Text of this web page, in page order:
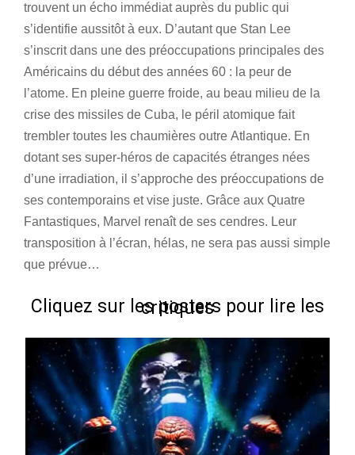
trouvent un écho immédiat auprès du public qui
s’identifie aussitôt à eux. D’autant que Stan Lee
s’inscrit dans une des préoccupations principales des
Américains du début des années 60 : la peur de
l’atome. En pleine guerre froide, au beau milieu de la
crise des missiles de Cuba, le péril atomique fait
trembler toutes les chaumières outre Atlantique. En
dotant ses super-héros de capacités étranges nées
d’une irradiation, il s’approche des préoccupations de
ses contemporains et vise juste. Grâce aux Quatre
Fantastiques, Marvel renaît de ses cendres. Leur
transposition à l’écran, hélas, ne sera pas aussi simple
que prévue…
Cliquez sur les posters pour lire les critiques